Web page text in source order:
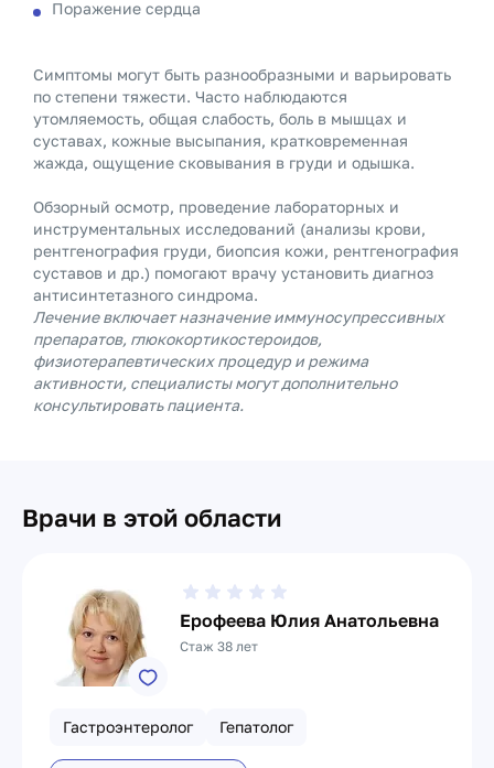
Поражение сердца
Симптомы могут быть разнообразными и варьировать
по степени тяжести. Часто наблюдаются
утомляемость, общая слабость, боль в мышцах и
суставах, кожные высыпания, кратковременная
жажда, ощущение сковывания в груди и одышка.
Обзорный осмотр, проведение лабораторных и
инструментальных исследований (анализы крови,
рентгенография груди, биопсия кожи, рентгенография
суставов и др.) помогают врачу установить диагноз
антисинтетазного синдрома.
Лечение включает назначение иммуносупрессивных
препаратов, глюкокортикостероидов,
физиотерапевтических процедур и режима
активности, специалисты могут дополнительно
консультировать пациента.
Врачи в этой области
Ерофеева Юлия Анатольевна
Стаж 38 лет
Гастроэнтеролог Гепатолог